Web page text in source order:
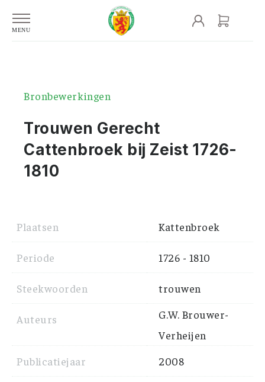
Bronbewerkingen
Trouwen Gerecht
Cattenbroek bij Zeist 1726-
1810
Plaatsen Kattenbroek
Periode 1726 - 1810
Steekwoorden trouwen
Auteurs
G.W. Brouwer-
Verheijen
Publicatiejaar
2008